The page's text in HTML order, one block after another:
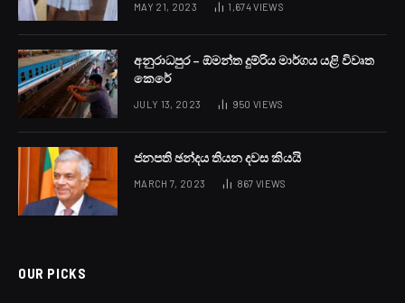
MAY 21, 2023 1,674VIEWS
අනුරාධපුර – ඕමන්ත දුම්රිය මාර්ගය යළි විවෘත
කෙරේ
JULY 13, 2023 950 VIEWS
ජනපති ඡන්දය තියන දවස කියයි
MARCH 7, 2023 867 VIEWS
OUR PICKS